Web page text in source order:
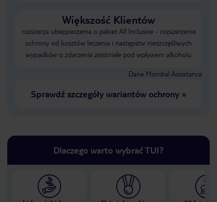
Większość Klientów
rozszerza ubezpieczenia o pakiet All Inclusive - rozszerzenie
ochrony od kosztów leczenia i następstw nieszczęśliwych
wypadków o zdarzenia zaistniałe pod wpływem alkoholu
Dane Mondial Assistance
Sprawdź szczegóły wariantów ochrony»
Dlaczego warto wybrać TUI?